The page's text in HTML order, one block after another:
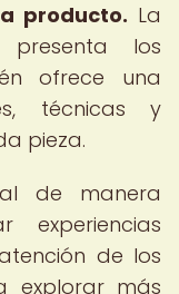
producto. La
los
ofrece una
técnicas y
pieza.
de manera
experiencias
de los
explorar más